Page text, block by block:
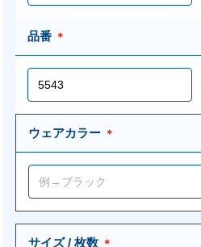
品番 ＊
ウェアカラー ＊
サイズ / 枚数 ＊